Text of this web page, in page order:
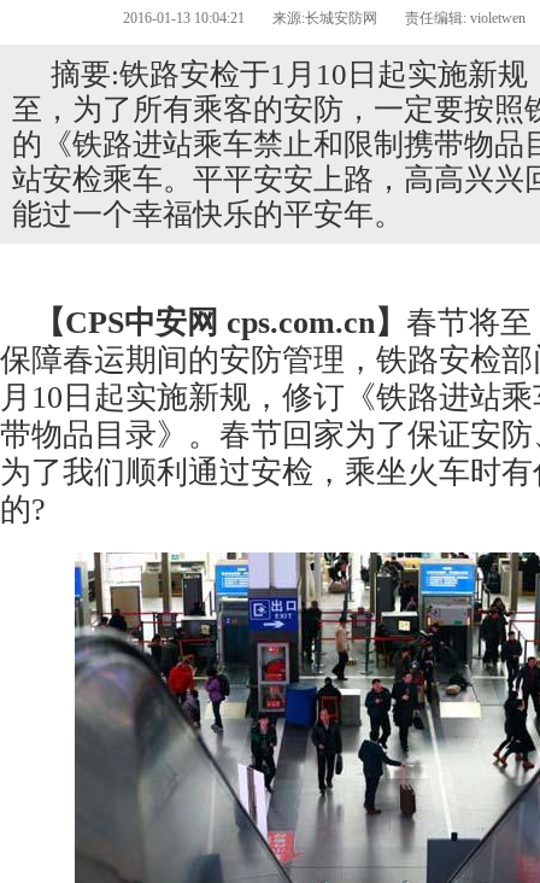
2016-01-13 10:04:21 来源:长城安防网 责任编辑: violetwen
摘要:铁路安检于1月10日起实施新规
至，为了所有乘客的安防，一定要按照
的《铁路进站乘车禁止和限制携带物品
站安检乘车。平平安安上路，高高兴兴
能过一个幸福快乐的平安年。
【CPS中安网 cps.com.cn】 春节将
保障春运期间的安防管理，铁路安检部
月10日起实施新规，修订《铁路进站
带物品目录》。春节回家为了保证安
为了我们顺利通过安检，乘坐火车时
的?